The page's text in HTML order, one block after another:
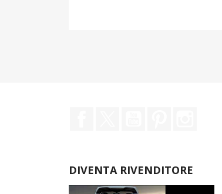
DIVENTA RIVENDITORE